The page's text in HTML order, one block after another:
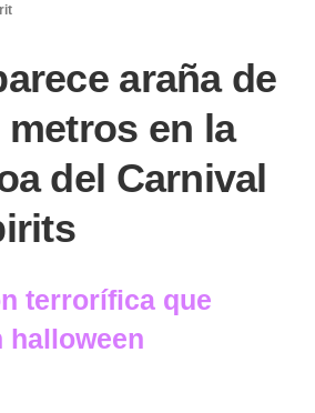
araña de
metros en la
del Carnival
terrorífica que
halloween